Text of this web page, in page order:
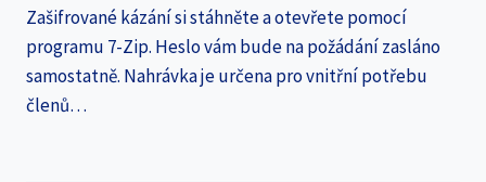
Zašifrované kázání si stáhněte a otevřete pomocí
programu 7-Zip. Heslo vám bude na požádání zasláno
samostatně. Nahrávka je určena pro vnitřní potřebu
členů…